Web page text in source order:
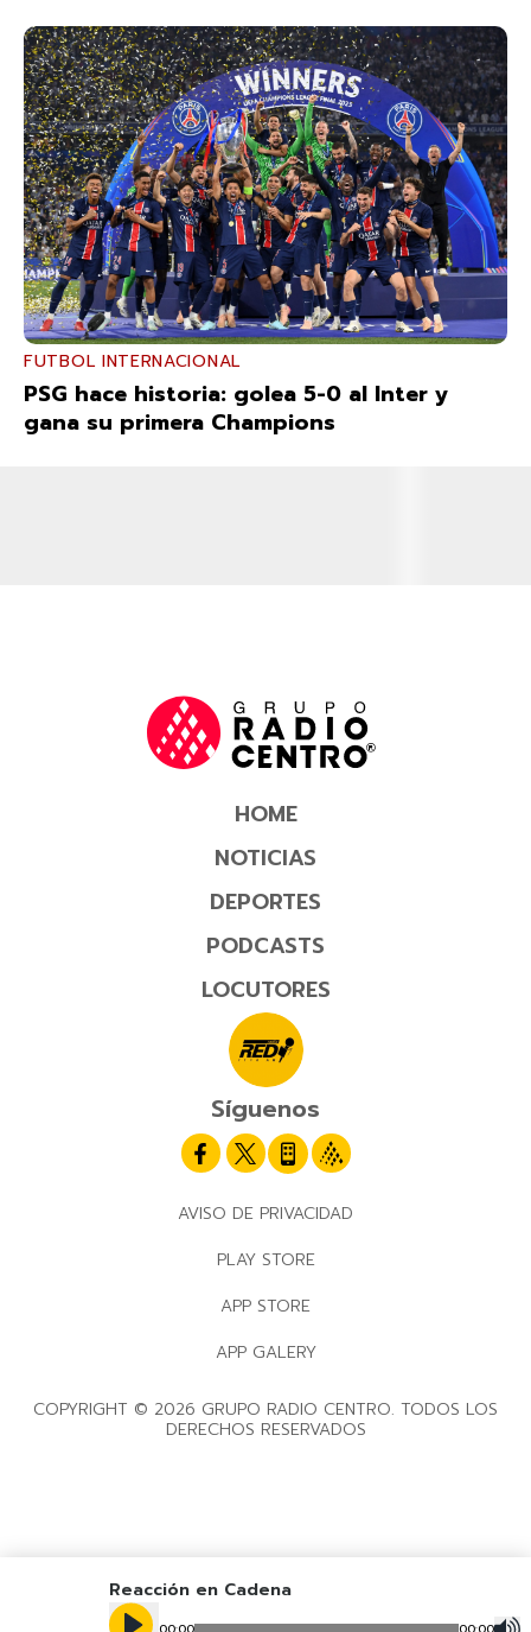
FUTBOL INTERNACIONAL
PSG hace historia: golea 5-0 al Inter y
gana su primera Champions
HOME
NOTICIAS
DEPORTES
PODCASTS
LOCUTORES
Síguenos
AVISO DE PRIVACIDAD
PLAY STORE
APP STORE
APP GALERY
COPYRIGHT © 2026 GRUPO RADIO CENTRO. TODOS LOS
DERECHOS RESERVADOS
Reacción en Cadena